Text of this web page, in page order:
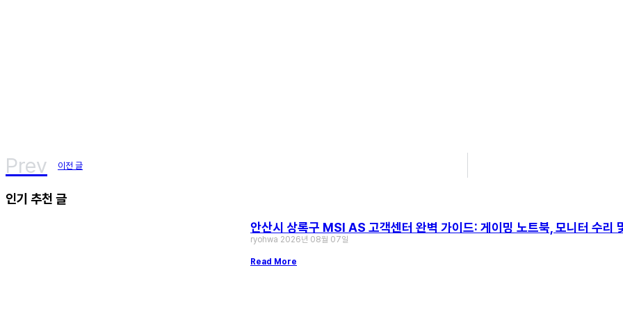
Prev 이전 글
인기 추천 글
안산시 상록구 MSI AS 고객센터 완벽 가이드: 게이밍 노트북, 모니터 수리
ryohwa 2026년 08월 07일
Read More